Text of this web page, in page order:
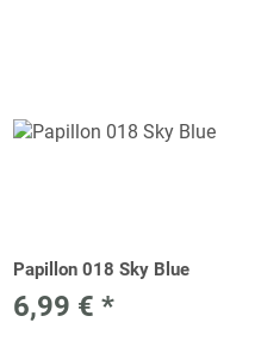
Papillon 018 Sky Blue
6,99 € *